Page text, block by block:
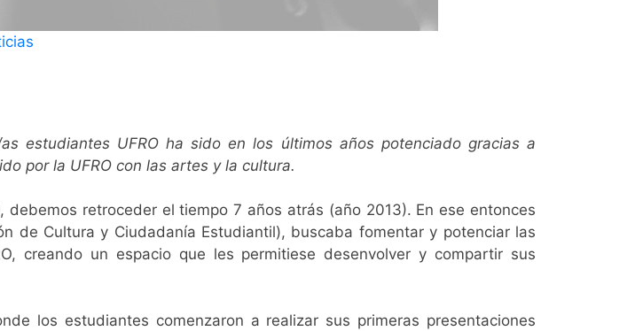
estudiantes UFRO ha sido en los últimos años potenciado gracias a
por la UFRO con las artes y la cultura.
retroceder el tiempo 7 años atrás (año 2013). En ese entonces
de Cultura y Ciudadanía Estudiantil), buscaba fomentar y potenciar las
creando un espacio que les permitiese desenvolver y compartir sus
los estudiantes comenzaron a realizar sus primeras presentaciones